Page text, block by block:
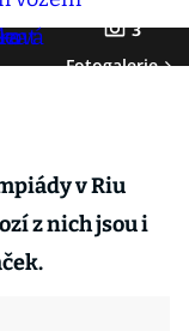
3
Fotogalerie
v Riu
z nich jsou i